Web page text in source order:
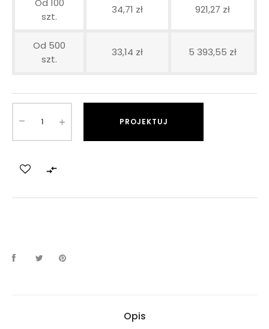
Od 100
szt.
34,71 zł 921,27 zł
Od 500
szt.
33,14 zł 5 393,55 zł
PROJEKTUJ

Opis